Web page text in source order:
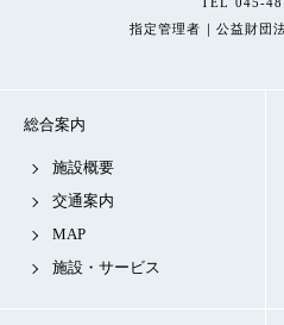
指定管理者｜公益財団
総合案内
施設概要
交通案内
MAP
施設・サービス